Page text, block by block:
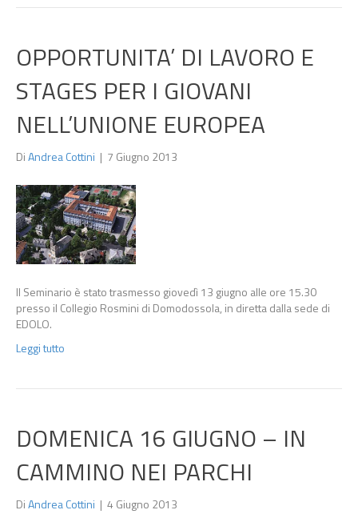
OPPORTUNITA’ DI LAVORO E
STAGES PER I GIOVANI
NELL’UNIONE EUROPEA
DiAndrea Cottini | 7 Giugno 2013
Il Seminario è stato trasmesso giovedì 13 giugno alle ore 15.30
presso il Collegio Rosmini di Domodossola, in diretta dalla sede di
EDOLO.
Leggi tutto
DOMENICA 16 GIUGNO – IN
CAMMINO NEI PARCHI
DiAndrea Cottini | 4 Giugno 2013